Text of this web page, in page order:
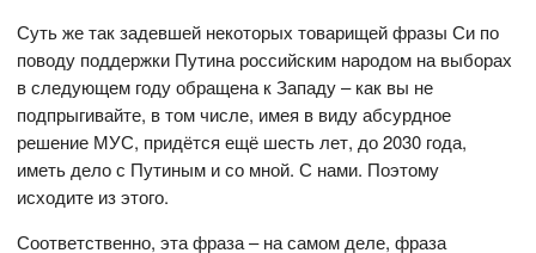
Суть же так задевшей некоторых товарищей фразы Си по
поводу поддержки Путина российским народом на выборах
в следующем году обращена к Западу – как вы не
подпрыгивайте, в том числе, имея в виду абсурдное
решение МУС, придётся ещё шесть лет, до 2030 года,
иметь дело с Путиным и со мной. С нами. Поэтому
исходите из этого.
Соответственно, эта фраза – на самом деле, фраза